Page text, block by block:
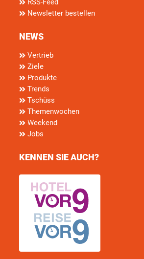
RSS-Feed
Newsletter bestellen
NEWS
Vertrieb
Ziele
Produkte
Trends
Tschüss
Themenwochen
Weekend
Jobs
KENNEN SIE AUCH?